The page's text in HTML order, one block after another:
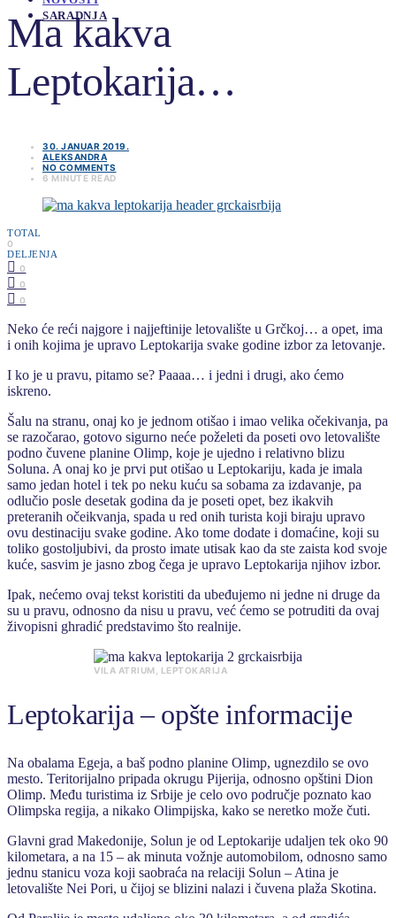
SARADNJA
Ma kakva
Leptokarija…
30. JANUAR 2019.
ALEKSANDRA
NO COMMENTS
6 MINUTE READ
TOTAL
0
DELJENJA
0
0
0
Neko će reći najgore i najjeftinije letovalište u Grčkoj… a opet, ima
i onih kojima je upravo Leptokarija svake godine izbor za letovanje.
I ko je u pravu, pitamo se? Paaaa… i jedni i drugi, ako ćemo
iskreno.
Šalu na stranu, onaj ko je jednom otišao i imao velika očekivanja, pa
se razočarao, gotovo sigurno neće poželeti da poseti ovo letovalište
podno čuvene planine Olimp, koje je ujedno i relativno blizu
Soluna. A onaj ko je prvi put otišao u Leptokariju, kada je imala
samo jedan hotel i tek po neku kuću sa sobama za izdavanje, pa
odlučio posle desetak godina da je poseti opet, bez ikakvih
preteranih očeikvanja, spada u red onih turista koji biraju upravo
ovu destinaciju svake godine. Ako tome dodate i domaćine, koji su
toliko gostoljubivi, da prosto imate utisak kao da ste zaista kod svoje
kuće, sasvim je jasno zbog čega je upravo Leptokarija njihov izbor.
Ipak, nećemo ovaj tekst koristiti da ubeđujemo ni jedne ni druge da
su u pravu, odnosno da nisu u pravu, već ćemo se potruditi da ovaj
živopisni ghradić predstavimo što realnije.
VILA ATRIUM, LEPTOKARIJA
Leptokarija – opšte informacije
Na obalama Egeja, a baš podno planine Olimp, ugnezdilo se ovo
mesto. Teritorijalno pripada okrugu Pijerija, odnosno opštini Dion
Olimp. Među turistima iz Srbije je celo ovo područje poznato kao
Olimpska regija, a nikako Olimpijska, kako se neretko može čuti.
Glavni grad Makedonije, Solun je od Leptokarije udaljen tek oko 90
kilometara, a na 15 – ak minuta vožnje automobilom, odnosno samo
jednu stanicu voza koji saobraća na relaciji Solun – Atina je
letovalište Nei Pori, u čijoj se blizini nalazi i čuvena plaža Skotina.